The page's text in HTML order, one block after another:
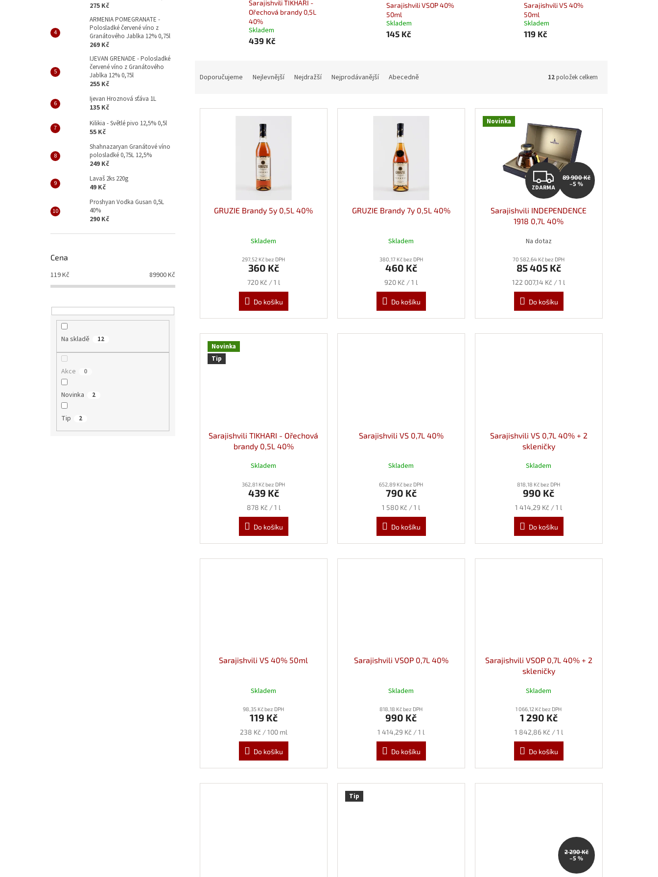
275 Kč
ARMENIA POMEGRANATE -
Polosladké červené víno z
Granátového Jablka 12% 0,75l
269 Kč
IJEVAN GRENADE - Polosladké
červené víno z Granátového
Jablka 12% 0,75l
255 Kč
Ijevan Hroznová sťáva 1L
135 Kč
Kilikia - Světlé pivo 12,5% 0,5l
55 Kč
Shahnazaryan Granátové víno
polosladké 0,75L 12,5%
249 Kč
Lavaš 2ks 220g
49 Kč
Proshyan Vodka Gusan 0,5L
40%
290 Kč
Cena
119Kč 89900Kč
Na skladě 12
Akce 0
Novinka 2
Tip 2
Sarajishvili TIKHARI -
Ořechová brandy 0,5L
40%
Skladem
439 Kč
Sarajishvili VSOP 40%
50ml
Skladem
145 Kč
Sarajishvili VS 40%
50ml
Skladem
119 Kč
n
Doporučujeme Nejlevnější Nejdražší Nejprodávanější Abecedně 12položek celkem
V
GRUZIE Brandy 5y 0,5L 40%
Skladem
297,52 Kč bez DPH
360 Kč
Měrná
cena:
720 Kč / 1 l
Do košíku
GRUZIE Brandy 7y 0,5L 40%
Skladem
380,17 Kč bez DPH
460 Kč
Měrná
cena:
920 Kč / 1 l
Do košíku
Novinka
ZDARMA
ZDARMA
89 900 Kč
–5 %
Sarajishvili INDEPENDENCE
1918 0,7L 40%
Na dotaz
70 582,64 Kč bez DPH
85 405 Kč
Měrná
cena:
122 007,14 Kč / 1 l
Do košíku
Novinka
Tip
Sarajishvili TIKHARI - Ořechová
brandy 0,5L 40%
Skladem
362,81 Kč bez DPH
439 Kč
Měrná
cena:
878 Kč / 1 l
Do košíku
Sarajishvili VS 0,7L 40%
Skladem
652,89 Kč bez DPH
790 Kč
Měrná
cena:
1 580 Kč / 1 l
Do košíku
Sarajishvili VS 0,7L 40% + 2
skleničky
Skladem
818,18 Kč bez DPH
990 Kč
Měrná
cena:
1 414,29 Kč / 1 l
Do košíku
Sarajishvili VS 40% 50ml
Skladem
98,35 Kč bez DPH
119 Kč
Měrná
cena:
238 Kč / 100 ml
Do košíku
Sarajishvili VSOP 0,7L 40%
Skladem
818,18 Kč bez DPH
990 Kč
Měrná
cena:
1 414,29 Kč / 1 l
Do košíku
Sarajishvili VSOP 0,7L 40% + 2
skleničky
Skladem
1 066,12 Kč bez DPH
1 290 Kč
Měrná
cena:
1 842,86 Kč / 1 l
Do košíku
Tip
2 290 Kč
–5 %